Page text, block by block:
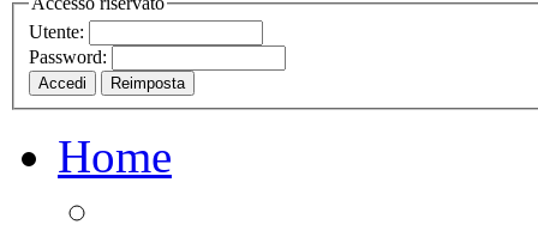
Utente:
Password:
Home